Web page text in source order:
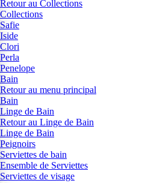
Retour au Collections
Collections
Safie
Iside
Clori
Perla
Penelope
Bain
Retour au menu principal
Bain
Linge de Bain
Retour au Linge de Bain
Linge de Bain
Peignoirs
Serviettes de bain
Ensemble de Serviettes
Serviettes de visage